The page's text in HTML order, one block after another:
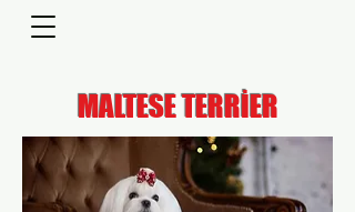
MALTESE TERRİER